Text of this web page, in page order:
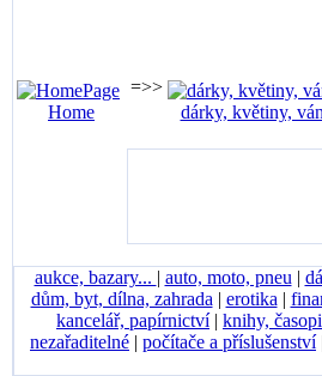
Home
=>>
dárky, květiny,
aukce, bazary... | auto, moto, pneu |
dům, byt, dílna, zahrada | erotika |
kancelář, papírnictví| knihy,
nezařaditelné | počítače a příslušenství|